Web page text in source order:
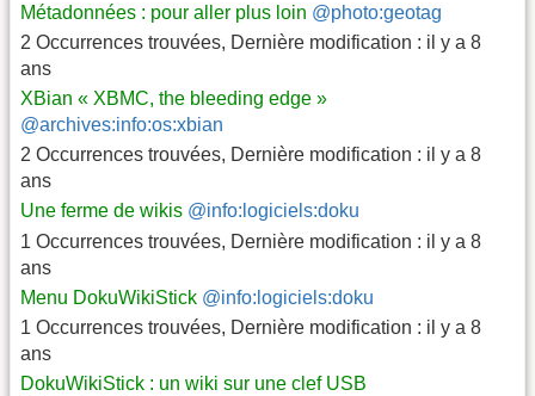
Métadonnées : pour aller plus loin @photo:geotag
2 Occurrences trouvées, Dernière modification : il y a 8
ans
XBian « XBMC, the bleeding edge »
@archives:info:os:xbian
2 Occurrences trouvées, Dernière modification : il y a 8
ans
Une ferme de wikis @info:logiciels:doku
1 Occurrences trouvées, Dernière modification : il y a 8
ans
Menu DokuWikiStick @info:logiciels:doku
1 Occurrences trouvées, Dernière modification : il y a 8
ans
DokuWikiStick : un wiki sur une clef USB